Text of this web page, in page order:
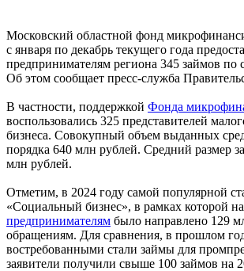
Московский областной фонд
с января по декабрь текущего года
предпринимателям региона 345 займов по
Об этом сообщает пресс-служба
В частности, поддержкой Фонда
воспользовались 325 представителей
бизнеса. Совокупный объем выданных
порядка 640 млн рублей. Средний размер
млн рублей.
Отметим, в 2024 году самой популярной
«Социальный бизнес», в рамках которой на
предпринимателям было направлено 129
обращениям. Для сравнения, в прошлом
востребованными стали займы для
заявители получили свыше 100 займов на